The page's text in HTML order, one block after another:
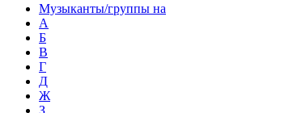
Музыканты/группы на
А
Б
В
Г
Д
Ж
З